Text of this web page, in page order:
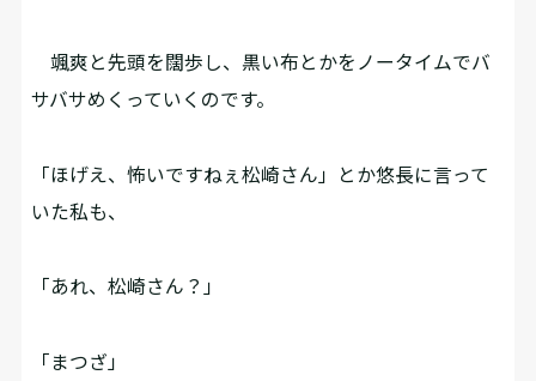
颯爽と先頭を闊歩し、黒い布とかをノータイムでバ
サバサめくっていくのです。
「ほげえ、怖いですねぇ松崎さん」とか悠長に言って
いた私も、
「あれ、松崎さん？」
「まつざ――」